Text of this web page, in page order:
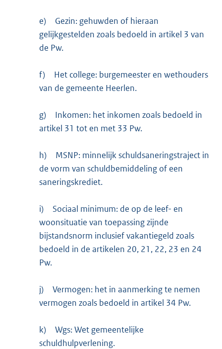
e)
Gezin: gehuwden of hieraan
gelijkgestelden zoals bedoeld in artikel 3 van
de Pw.
f)
Het college: burgemeester en wethouders
van de gemeente Heerlen.
g)
Inkomen: het inkomen zoals bedoeld in
artikel 31 tot en met 33 Pw.
h)
MSNP: minnelijk schuldsaneringstraject in
de vorm van schuldbemiddeling of een
saneringskrediet.
i)
Sociaal minimum: de op de leef- en
woonsituatie van toepassing zijnde
bijstandsnorm inclusief vakantiegeld zoals
bedoeld in de artikelen 20, 21, 22, 23 en 24
Pw.
j)
Vermogen: het in aanmerking te nemen
vermogen zoals bedoeld in artikel 34 Pw.
k)
Wgs: Wet gemeentelijke
schuldhulpverlening.